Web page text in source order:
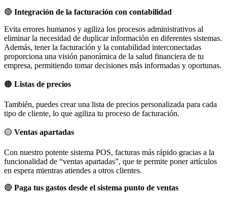
🔴 Integración de la facturación con contabilidad
Evita errores humanos y agiliza los procesos administrativos al
eliminar la necesidad de duplicar información en diferentes sistemas.
Además, tener la facturación y la contabilidad interconectadas
proporciona una visión panorámica de la salud financiera de tu
empresa, permitiendo tomar decisiones más informadas y oportunas.
🟠 Listas de precios
También, puedes crear una lista de precios personalizada para cada
tipo de cliente, lo que agiliza tu proceso de facturación.
🟡 Ventas apartadas
Con nuestro potente sistema POS, facturas más rápido gracias a la
funcionalidad de “ventas apartadas”, que te permite poner artículos
en espera mientras atiendes a otros clientes.
🔴 Paga tus gastos desde el sistema punto de ventas